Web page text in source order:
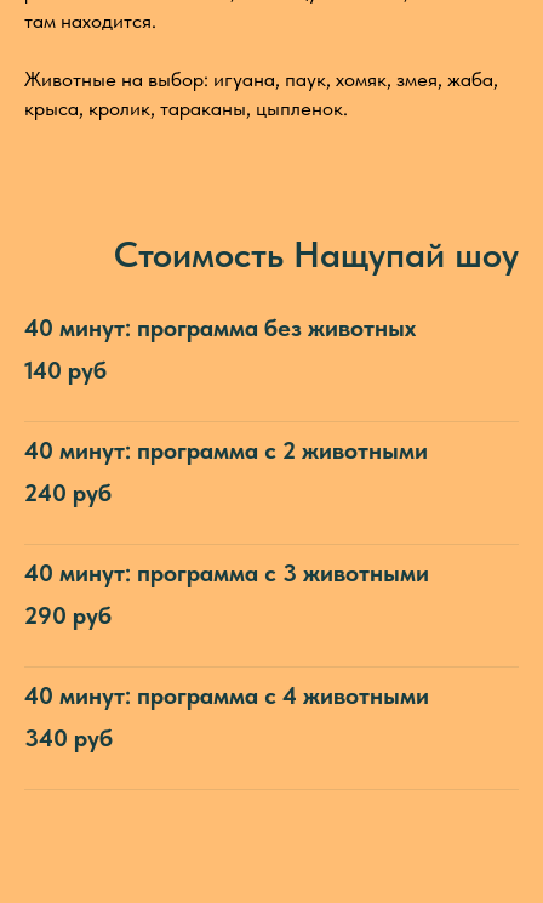
там находится.
Животные на выбор: игуана, паук, хомяк, змея, жаба,
крыса, кролик, тараканы, цыпленок.
Стоимость Нащупай шоу
40 минут: программа без животных
140 руб
40 минут: программа с 2 животными
240 руб
40 минут: программа с 3 животными
290 руб
40 минут: программа с 4 животными
340 руб